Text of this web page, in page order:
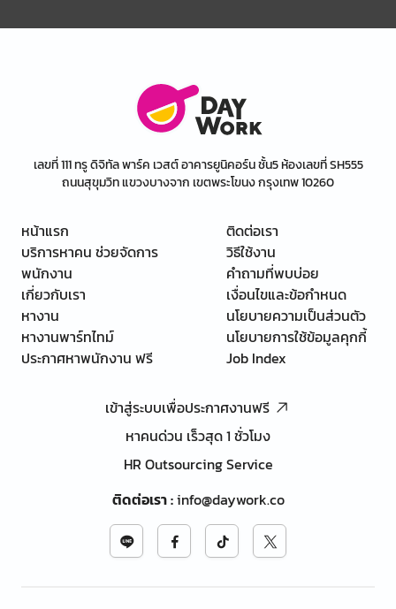
เลขที่ 111 ทรู ดิจิทัล พาร์ค เวสต์ อาคารยูนิคอร์น ชั้น5 ห้องเลขที่ SH555
ถนนสุขุมวิท แขวงบางจาก เขตพระโขนง กรุงเทพ 10260
หน้าแรก
บริการหาคน ช่วยจัดการ
พนักงาน
เกี่ยวกับเรา
หางาน
หางานพาร์ทไทม์
ประกาศหาพนักงาน ฟรี
ติดต่อเรา
วิธีใช้งาน
คำถามที่พบบ่อย
เงื่อนไขและข้อกำหนด
นโยบายความเป็นส่วนตัว
นโยบายการใช้ข้อมูลคุกกี้
Job Index
เข้าสู่ระบบเพื่อประกาศงานฟรี
หาคนด่วน เร็วสุด 1 ชั่วโมง
HR Outsourcing Service
ติดต่อเรา:info@daywork.co